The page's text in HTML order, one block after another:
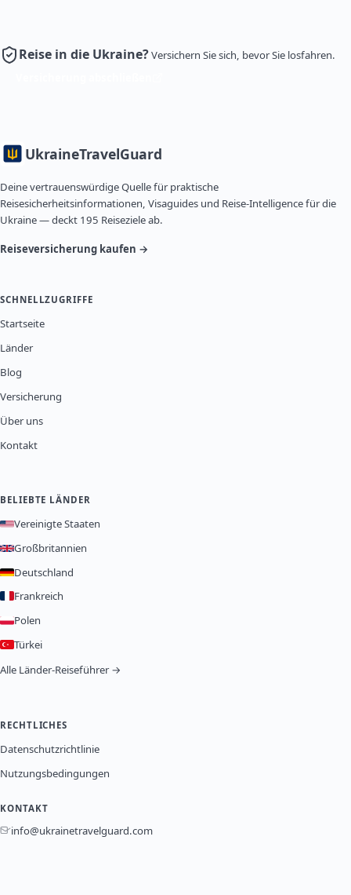
Reise in die Ukraine?Versichern Sie sich, bevor Sie losfahren.
UkraineTravelGuard
Deine vertrauenswürdige Quelle für praktische
Reisesicherheitsinformationen, Visaguides und Reise-Intelligence für die
Ukraine — deckt 195 Reiseziele ab.
Reiseversicherung kaufen →
SCHNELLZUGRIFFE
Startseite
Länder
Blog
Versicherung
Über uns
Kontakt
BELIEBTE LÄNDER
Vereinigte Staaten
Großbritannien
Deutschland
Frankreich
Polen
Türkei
Alle Länder-Reiseführer →
RECHTLICHES
Datenschutzrichtlinie
Nutzungsbedingungen
KONTAKT
info@ukrainetravelguard.com